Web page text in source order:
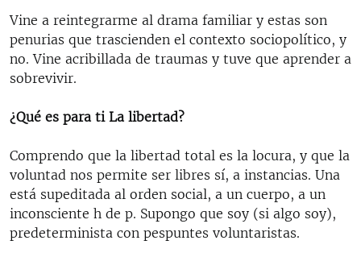
Vine a reintegrarme al drama familiar y estas son
penurias que trascienden el contexto sociopolítico, y
no. Vine acribillada de traumas y tuve que aprender a
sobrevivir.
¿Qué es para ti La libertad?
Comprendo que la libertad total es la locura, y que la
voluntad nos permite ser libres sí, a instancias. Una
está supeditada al orden social, a un cuerpo, a un
inconsciente h de p. Supongo que soy (si algo soy),
predeterminista con pespuntes voluntaristas.